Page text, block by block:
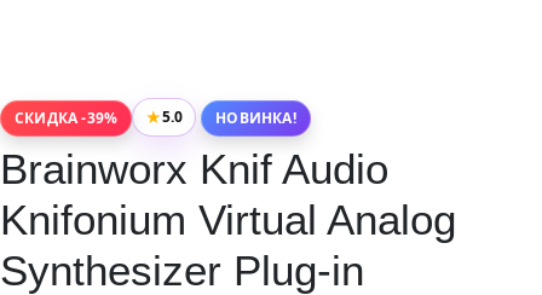
СКИДКА -39% ★5.0 НОВИНКА!
Brainworx Knif Audio
Knifonium Virtual Analog
Synthesizer Plug-in